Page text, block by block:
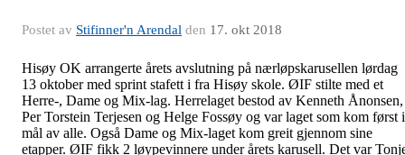
Postet av Stifinner'n Arendal den 17. okt 2018
Hisøy OK arrangerte årets avslutning på nærløpskarusellen lørdag
13 oktober med sprint stafett i fra Hisøy skole. ØIF stilte med et
Herre-, Dame og Mix-lag. Herrelaget bestod av Kenneth Ånonsen,
Per Torstein Terjesen og Helge Fossøy og var laget som kom først i
mål av alle. Også Dame og Mix-laget kom greit gjennom sine
etapper. ØIF fikk 2 løypevinnere under årets karusell. Det var